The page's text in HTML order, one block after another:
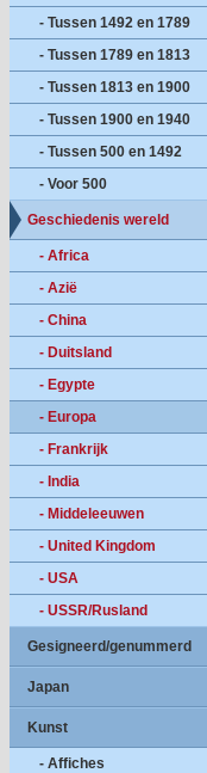
- Tussen 1492 en 1789
- Tussen 1789 en 1813
- Tussen 1813 en 1900
- Tussen 1900 en 1940
- Tussen 500 en 1492
- Voor 500
Geschiedenis wereld
- Africa
- Azië
- China
- Duitsland
- Egypte
- Europa
- Frankrijk
- India
- Middeleeuwen
- United Kingdom
- USA
- USSR/Rusland
Gesigneerd/genummerd
Japan
Kunst
- Affiches